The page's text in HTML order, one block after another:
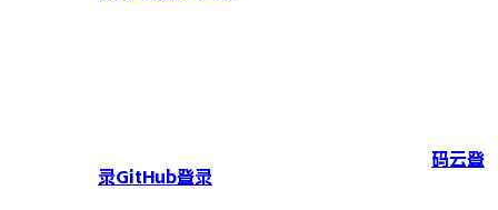
码云登
录GitHub登录